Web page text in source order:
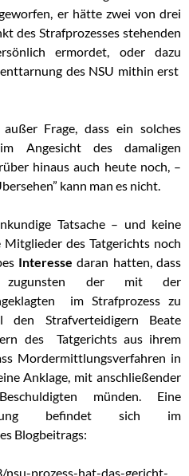
er hätte zwei von drei
des Strafprozesses stehenden
ermordet, oder dazu
des NSU mithin erst
Frage, dass ein solches
Angesicht des damaligen
hinaus auch heute noch, –
kann man es nicht.
Tatsache – und keine
des Tatgerichts noch
Interesse daran hatten, dass
zugunsten der mit der
im Strafprozess zu
den Strafverteidigern Beate
des Tatgerichts aus ihrem
Mordermittlungsverfahren in
Anklage, mit anschließender
münden. Eine
befindet sich im
Blogbeitrags:
prozess-hat-das-gericht-